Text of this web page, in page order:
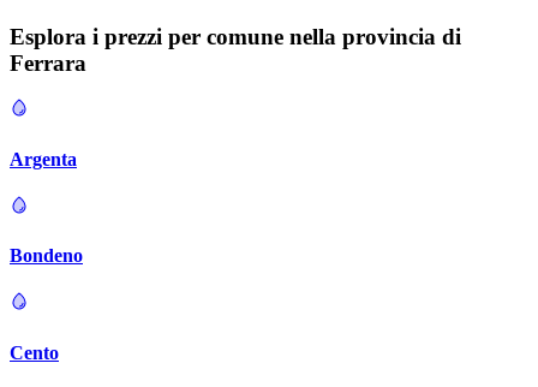
Esplora i prezzi per comune nella provincia di
Ferrara
Argenta
Bondeno
Cento